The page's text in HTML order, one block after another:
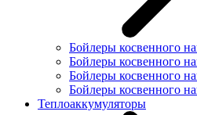
Бойлеры косвенного
Бойлеры косвенного
Бойлеры косвенного
Бойлеры косвенного
Теплоаккумуляторы